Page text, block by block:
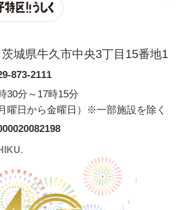
城県牛久市中央3丁目15番地1
873-2111
30分～17時15分
月曜日から金曜日）※一部施設を除く